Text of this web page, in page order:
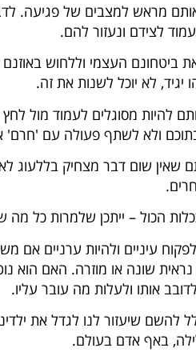
מראש למצבים של פגיעה.
לצידם ונעזור להם.
ביטחונם העצמי וללחוש
יגיד, לא יוכל לשנות את זה.
להיות מסוגלים לעמוד מול
ולא לשתף פעולה עם 'חרם'
שאין שום דבר מצחיק בללעוג
הכול – ייתכן שלמרות כל
עיניים ולהיות ערניים אם
שונה או מוזרה. האם הוא
אותו ולעלות מה עובר עליו.
להשם שיעזור לנו לגדל את
באף אדם בעולם.